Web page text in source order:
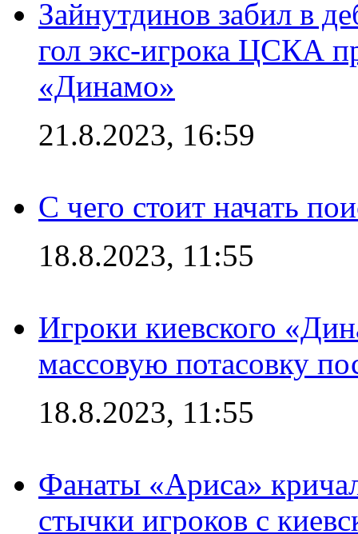
Зайнутдинов забил в
гол экс-игрока ЦСКА
«Динамо»
21.8.2023, 16:59
С чего стоит начать
18.8.2023, 11:55
Игроки киевского
массовую потасовку
18.8.2023, 11:55
Фанаты «Ариса»
стычки игроков с